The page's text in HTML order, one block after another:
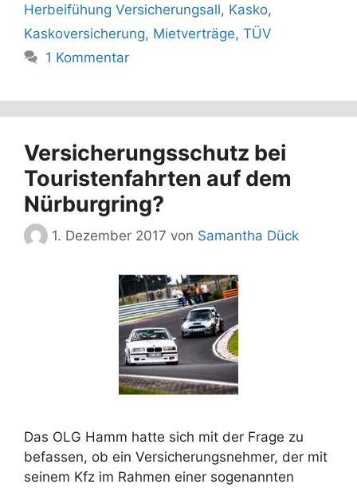
Herbeifühung Versicherungsall, Kasko,
Kaskoversicherung, Mietverträge, TÜV
1 Kommentar
Versicherungsschutz bei
Touristenfahrten auf dem
Nürburgring?
1. Dezember 2017 von Samantha Dück
Das OLG Hamm hatte sich mit der Frage zu
befassen, ob ein Versicherungsnehmer, der mit
seinem Kfz im Rahmen einer sogenannten